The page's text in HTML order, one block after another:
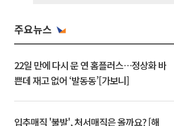
주요뉴스
22일 만에 다시 문 연 홈플러스…정상화 바
쁜데 재고 없어 ‘발동동’[가보니]
입추매직 '불발', 처서매직은 올까요? [해